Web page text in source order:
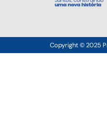
Copyright © 2025